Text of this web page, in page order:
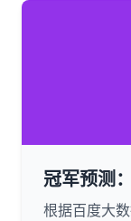
冠军预测
根据百度大